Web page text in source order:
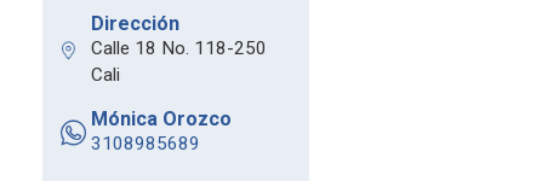
Dirección
Calle 18 No. 118-250
Cali
Mónica Orozco
3108985689